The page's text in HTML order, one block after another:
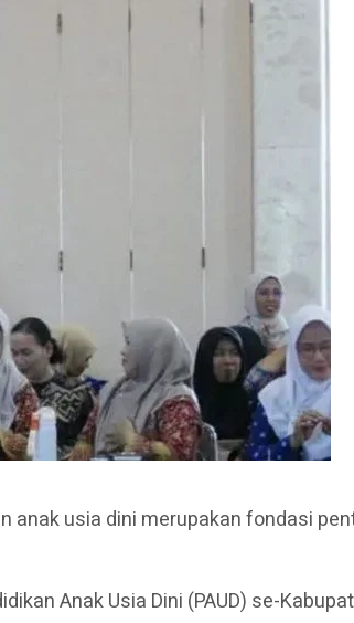
anak usia dini merupakan fondasi
Anak Usia Dini (PAUD) se-